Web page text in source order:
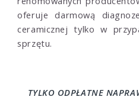
oferuje darmową
ceramicznej tylko w
sprzętu.
TYLKO ODPŁATNE